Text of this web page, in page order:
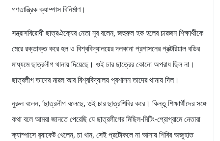
গণতান্ত্রিক ক্যাম্পাস বিনির্মাণ।
সন্ত্রাসবিরোধী ছাত্রঐক্যের নেতা নুর বলেন, জহুরুল হক হলের চারজন শিক্ষার্থীকে
মেরে রক্তাক্ত করে হল ও বিশ্ববিদ্যালয়ের দলকানা প্রশাসনের প্রক্টরিয়াল বডির
মাধ্যমে ছাত্রলীগ থানায় দিয়েছে। ওই চার ছাত্রের কোনো অপরাধ ছিল না।
ছাত্রলীগ তাদের মারল আর বিশ্ববিদ্যালয় প্রশাসন তাদের থানায় দিল।
নুরুল বলেন, ‘ছাত্রলীগ বলেছে, ওই চার ছাত্রশিবির করে। কিন্তু শিক্ষার্থীদের সঙ্গে
কথা বলে আমরা জানতে পেরেছি যে ছাত্রলীগের মিছিল-মিটিং-প্রোগ্রামে নেতারা
ক্যাম্পাসে র‌্যাকেট খেলেন, চা খান, সেই প্রটোকলে না আসায় শিবির অজুহাত